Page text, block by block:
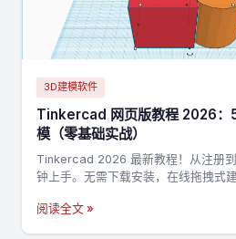
3D建模软件
Tinkercad 网页版教程 2026：
模（零基础实战）
Tinkercad 2026 最新教程！从注册
钟上手。无需下载安装，在线拖拽式
阅读全文 »